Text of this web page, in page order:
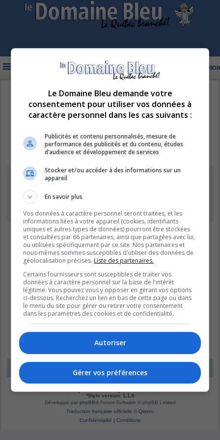
CONNEXION
INSCRIPTION
LE DOMAINE BLEU
Information
Vous ne pouvez pas effectuer de recherche pour le moment car le
LE DOMAINE BLEU UTC-04:00
*Original byChristian 2.0
*Style version: 1.1.8
Développé par phpBB® Forum Software © phpBB Limited
Traduction française officielle © Qiaeru
Confidentialité | Conditions
Le Domaine Bleu demande votre
consentement pour utiliser vos données à
caractère personnel dans les cas suivants :
Publicités et contenu personnalisés, mesure de
performance des publicités et du contenu, études
d’audience et développement de services
Stocker et/ou accéder à des informations sur un
appareil
En savoir plus
Vos données à caractère personnel seront traitées, et les
informations liées à votre appareil (cookies, identifiants
uniques et autres types de données) pourront être stockées
et consultées par 66 partenaires, ainsi que partagées avec lui,
ou utilisées spécifiquement par ce site. Nos partenaires et
nous-mêmes sommes susceptibles d'utiliser des données de
géolocalisation précises. Liste des partenaires.
Certains fournisseurs sont susceptibles de traiter vos
données à caractère personnel sur la base de l'intérêt
légitime. Vous pouvez vous y opposer en gérant vos options
ci-dessous. Recherchez un lien en bas de cette page ou dans
le menu du site pour gérer ou retirer votre consentement
dans les paramètres des cookies et de confidentialité.
Autoriser
Gérer vos préférences